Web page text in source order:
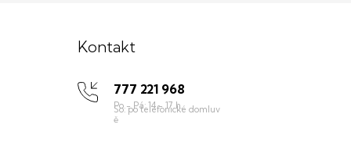
Kontakt
777 221 968